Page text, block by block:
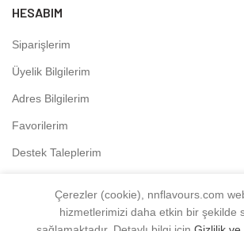
HESABIM
Siparişlerim
Üyelik Bilgilerim
Adres Bilgilerim
Favorilerim
Destek Taleplerim
NNFLAVOURS 2021 - Tüm Hakları
Çerezler (cookie), nnflavours.com
hizmetlerimizi daha etkin bir şekilde